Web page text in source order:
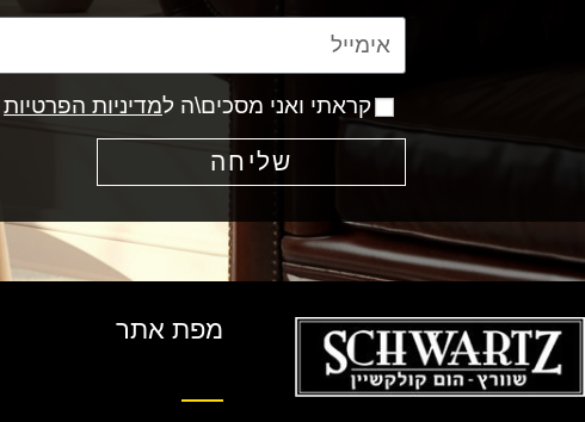
קראתי ואני מסכים\ה למדיניות הפרטיות
שליחה
מפת אתר